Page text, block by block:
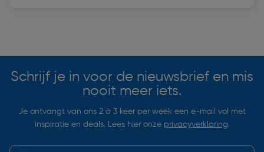
Schrijf je in voor de nieuwsbrief en mis
nooit meer iets.
Je ontvangt van ons 2 à 3 keer per week een e-mail vol met
inspiratie en deals. Lees hier onze privacyverklaring.